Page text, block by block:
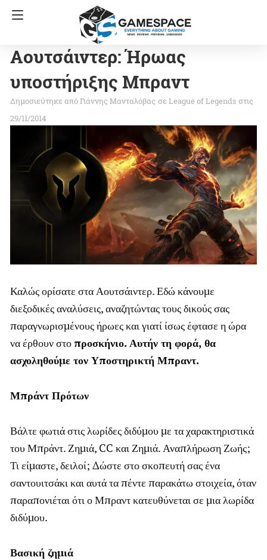
Αουτσάιντερ: Ήρωας
υποστήριξης Μπραντ
Γιάννης Μανταλόβας σε League of Legends στις
29/11/2014
Καλώς ορίσατε στα Αουτσάιντερ. Εδώ κάνουμε
διεξοδικές αναλύσεις, αναζητώντας τους δικούς σας
παραγνωρισμένους ήρωες και γιατί ίσως έφτασε η ώρα
να έρθουν στοπροσκήνιο. Αυτήν τη φορά, θα
ασχοληθούμε τον Υποστηρικτή Μπραντ.
Μπράντ Πρότων
Βάλτε φωτιά στις λωρίδες διδύμου με τα χαρακτηριστικά
του Μπράντ. Ζημιά, CC και Ζημιά. Αναπλήρωση Ζωής;
Τι είμαστε, δειλοί; Δώστε στο σκοπευτή σας ένα
σαντουιτσάκι και αυτά τα πέντε παρακάτω στοιχεία, όταν
παραπονιέται ότι ο Μπραντ κατευθύνεται σε μια λωρίδα
διδύμου.
Βασική ζημιά